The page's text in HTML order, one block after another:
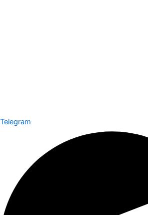
Telegram